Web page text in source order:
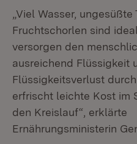
„Viel Wasser, ungesüßte
Fruchtschorlen sind
versorgen den
ausreichend Flüssigkeit
Flüssigkeitsverlust
erfrischt leichte Kost im
den Kreislauf“, erklärte
Ernährungsministerin